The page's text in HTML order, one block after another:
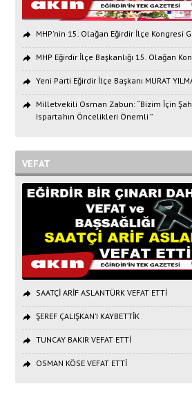
MHP'nin 15. Olağan Eğirdir İlçe Kongresi
MHP Eğirdir İlçe Başkanlığı 15. Olağan
Yeni Parti Eğirdir İlçe Başkanı MURAT
Milletvekili Osman Zabun: “Bizim İçin
Isparta’nın Öncelikleri Önemli ”
VEFAT
SAATÇİ ARİF ASLANTÜRK VEFAT ETTİ
ŞEREF ÇALIŞKAN’I KAYBETTİK
TUNCAY BAKIR VEFAT ETTİ
OSMAN KÖSE VEFAT ETTİ